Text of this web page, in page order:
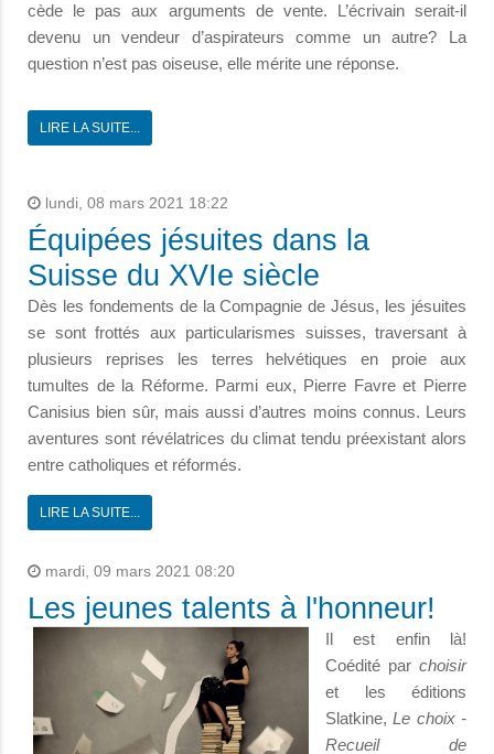
cède le pas aux arguments de vente. L’écrivain serait-il
devenu un vendeur d’aspirateurs comme un autre? La
question n’est pas oiseuse, elle mérite une réponse.
LIRE LA SUITE...
lundi, 08 mars 2021 18:22
Équipées jésuites dans la
Suisse du XVIe siècle
Dès les fondements de la Compagnie de Jésus, les jésuites
se sont frottés aux particularismes suisses, traversant à
plusieurs reprises les terres helvétiques en proie aux
tumultes de la Réforme. Parmi eux, Pierre Favre et Pierre
Canisius bien sûr, mais aussi d’autres moins connus. Leurs
aventures sont révélatrices du climat tendu préexistant alors
entre catholiques et réformés.
LIRE LA SUITE...
mardi, 09 mars 2021 08:20
Les jeunes talents à l'honneur!
Il est enfin là!
Coédité par choisir
et les éditions
Slatkine,Le choix -
Recueil de